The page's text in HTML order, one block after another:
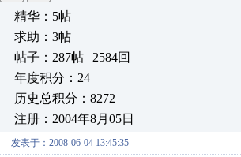
精华：5帖
求助：3帖
帖子：287帖 | 2584回
年度积分：24
历史总积分：8272
注册：2004年8月05日
发表于：2008-06-04 13:45:35